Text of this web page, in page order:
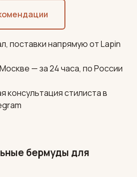
поставки напрямую от Lapin
— за 24 часа, по России
консультация стилиста в
бермуды для